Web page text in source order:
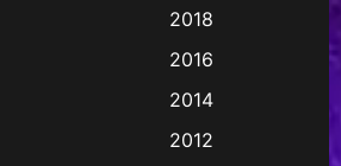
2018
2016
2014
2012